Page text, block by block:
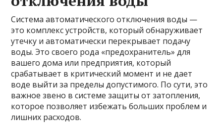
Система автоматического отключения воды —
это комплекс устройств, который обнаруживает
утечку и автоматически перекрывает подачу
воды. Это своего рода «предохранитель» для
вашего дома или предприятия, который
срабатывает в критический момент и не дает
воде выйти за пределы допустимого. По сути, это
важное звено в системе защиты от затопления,
которое позволяет избежать больших проблем и
лишних расходов.